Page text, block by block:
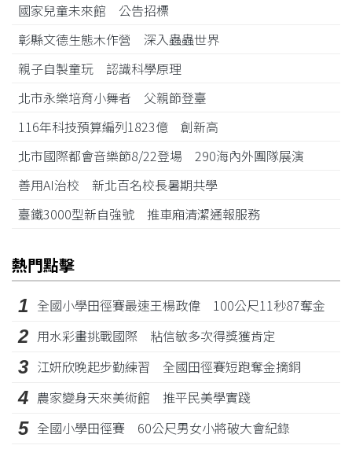
國家兒童未來館 公告招標
彰縣文德生態木作營 深入蟲蟲世界
親子自製童玩 認識科學原理
北市永樂培育小舞者 父親節登臺
116年科技預算編列1823億 創新高
北市國際都會音樂節8/22登場 290海內外團隊展演
善用AI治校 新北百名校長暑期共學
臺鐵3000型新自強號 推車廂清潔通報服務
熱門點擊
1 全國小學田徑賽最速王楊政偉 100公尺11秒87奪金
2 用水彩畫挑戰國際 粘信敏多次得獎獲肯定
3 江姸欣晚起步勤練習 全國田徑賽短跑奪金摘銅
4 農家變身天來美術館 推平民美學實踐
5 全國小學田徑賽 60公尺男女小將破大會紀錄